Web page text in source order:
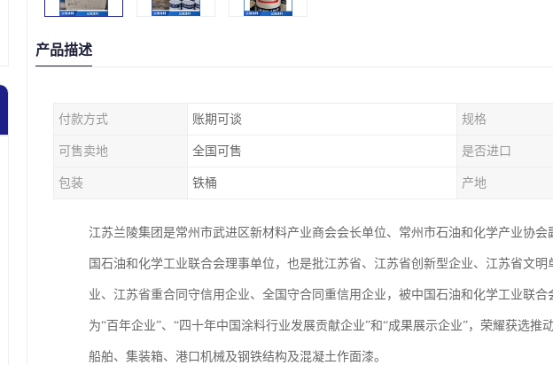
产品描述
付款方式 账期可谈 规格
可售卖地 全国可售 是否进口
包装 铁桶 产地
江苏兰陵集团是常州市武进区新材料产业商会会长单位、常州市石油和化学产业协
国石油和化学工业联合会理事单位，也是批江苏省、江苏省创新型企业、江苏省文
业、江苏省重合同守信用企业、全国守合同重信用企业，被中国石油和化学工业联
为“百年企业”、“四十年中国涂料行业发展贡献企业”和“成果展示企业”，荣耀获选推
船舶、集装箱、港口机械及钢铁结构及混凝土作面漆。